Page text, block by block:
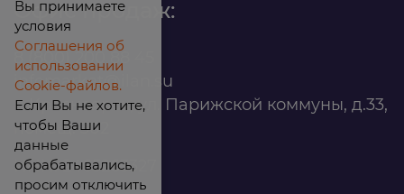
Офис продаж:
infomarket@ilan.su
г. Красноярск, ул. Парижской коммуны, д.33,
помещ. 302
ИНН: 2465263327
Вы принимаете
условия
Соглашения об
использовании
Cookie-файлов.
Если Вы не хотите,
чтобы Ваши
данные
обрабатывались,
просим отключить